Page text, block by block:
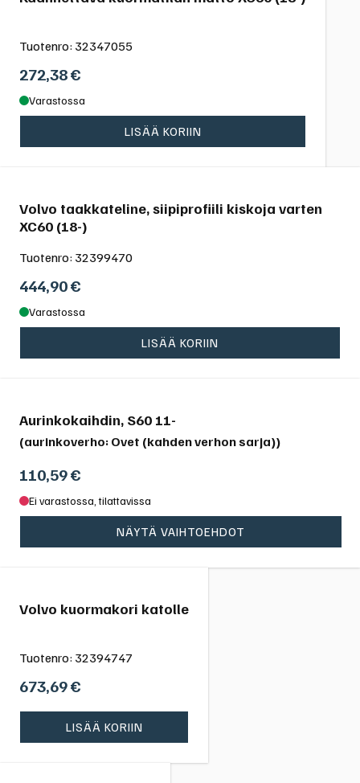
Tuotenro: 32347055
272,38€
Varastossa
LISÄÄ KORIIN
Volvo taakkateline, siipiprofiili kiskoja varten
XC60 (18-)
Tuotenro: 32399470
444,90€
Varastossa
LISÄÄ KORIIN
Aurinkokaihdin, S60 11-
(aurinkoverho: Ovet (kahden verhon sarja))
110,59€
Ei varastossa, tilattavissa
NÄYTÄ VAIHTOEHDOT
Volvo kuormakori katolle
Tuotenro: 32394747
673,69€
LISÄÄ KORIIN